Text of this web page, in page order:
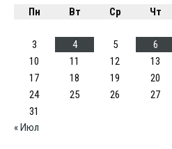
Пн
Вт Ср Чт
3
4 5 6
10
11 12 13
17
18 19 20
24
25 26 27
31
« Июл